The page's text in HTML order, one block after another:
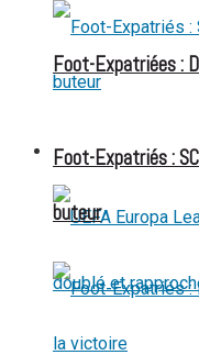
Foot-Expatriées :
FOOT EXPATRIÉS
Foot-Expatriés :
buteur